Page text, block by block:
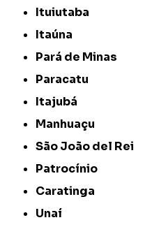
Ituiutaba
Itaúna
Pará de Minas
Paracatu
Itajubá
Manhuaçu
São João del Rei
Patrocínio
Caratinga
Unaí